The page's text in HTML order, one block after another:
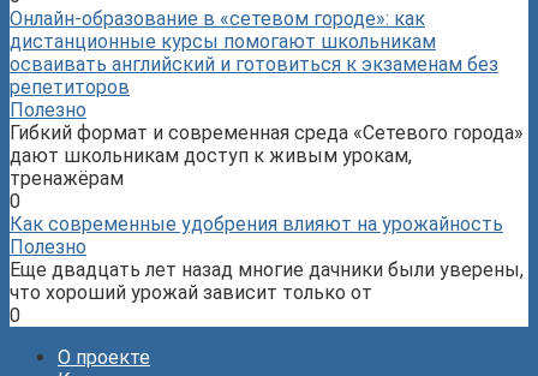
Онлайн-образование в «сетевом городе»: как
дистанционные курсы помогают школьникам
осваивать английский и готовиться к экзаменам без
репетиторов
Полезно
Гибкий формат и современная среда «Сетевого города»
дают школьникам доступ к живым урокам,
тренажёрам
0
Как современные удобрения влияют на урожайность
Полезно
Еще двадцать лет назад многие дачники были уверены,
что хороший урожай зависит только от
0
О проекте